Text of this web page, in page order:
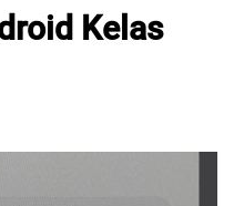
Kelas